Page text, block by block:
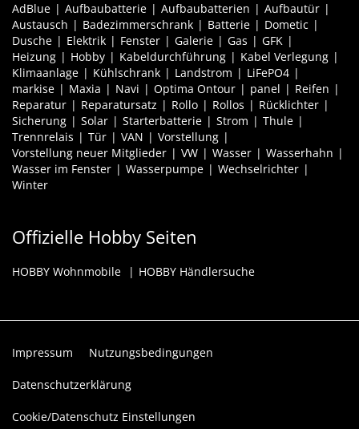
AdBlue Aufbaubatterie Aufbaubatterien
Aufbautür
Austausch
Badezimmerschrank Batterie
Dometic
Dusche
Elektrik Fenster Galerie Gas
GFK
Heizung
Hobby Kabeldurchführung
Kabel Verlegung
Klimaanlage
Kühlschrank Landstrom
LiFePO4
markise
Maxia Navi Optima Ontour panel
Reifen
Reparatur
Reparatursatz Rollo Rollos
Rücklichter
Sicherung
Solar Starterbatterie Strom
Thule
Trennrelais
Tür VAN
Vorstellung
Vorstellung neuer Mitglieder
VW Wasser
Wasserhahn
Wasser im Fenster
Wasserpumpe
Wechselrichter
Winter
Offizielle Hobby Seiten
HOBBY Wohnmobile HOBBY Händlersuche
Impressum Nutzungsbedingungen
Datenschutzerklärung
Cookie/Datenschutz Einstellungen